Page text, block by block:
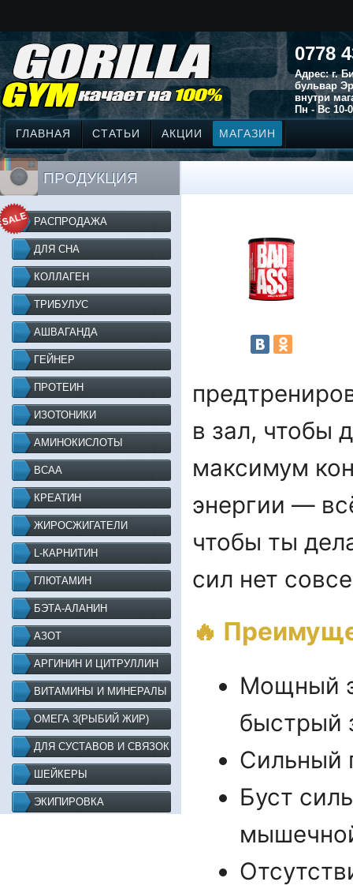
0778
Адрес: г.
бульвар
внутри
Пн - Вс 10-
ГЛАВНАЯ СТАТЬИ АКЦИИ МАГАЗИН
ПРОДУКЦИЯ
РАСПРОДАЖА
ДЛЯ СНА
КОЛЛАГЕН
ТРИБУЛУС
АШВАГАНДА
ГЕЙНЕР
ПРОТЕИН
ИЗОТОНИКИ
АМИНОКИСЛОТЫ
BCAA
КРЕАТИН
ЖИРОСЖИГАТЕЛИ
L-КАРНИТИН
ГЛЮТАМИН
БЭТА-АЛАНИН
АЗОТ
АРГИНИН И ЦИТРУЛЛИН
ВИТАМИНЫ И МИНЕРАЛЫ
ОМЕГА 3(РЫБИЙ ЖИР)
ДЛЯ СУСТАВОВ И СВЯЗОК
ШЕЙКЕРЫ
ЭКИПИРОВКА
в зал, чтобы
максимум
энергии —
чтобы ты
сил нет
🔥
Мощный
быстрый
Сильный
Буст